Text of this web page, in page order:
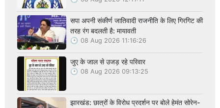
सपा अपनी संकीर्ण जातिवादी राजनीति के लिए गिरगिट की
तरह रंग बदलती है: मायावती
08 Aug 2026 11:16:26
जुए के जाल से उजड़ रहे परिवार
08 Aug 2026 09:13:25
झारखंड: छात्रों के विरोध प्रदर्शन पर बोले हेमंत सोरेन-